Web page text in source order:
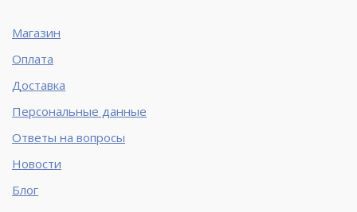
Магазин
Оплата
Доставка
Персональные данные
Ответы на вопросы
Новости
Блог